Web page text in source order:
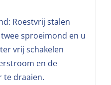
Roestvrij stalen
sproeimond en u
vrij schakelen
en de
te draaien.